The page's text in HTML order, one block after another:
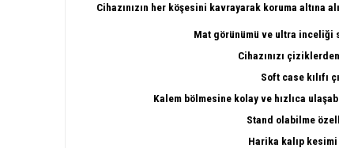
Cihazınızın her köşesini kavrayarak koruma altına
Mat görünümü ve ultra inceliği
Cihazınızı
Soft case kılıfı
Kalem bölmesine kolay ve hızlıca
Stand olabilme
Harika kalıp kesimi